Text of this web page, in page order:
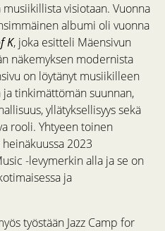
visiotaan. Vuonna
albumi oli vuonna
K, joka esitteli Mäensivun
näkemyksen modernista
on löytänyt musiikilleen
tinkimättömän suunnan,
yllätyksellisyys sekä
rooli. Yhtyeen toinen
2023
-levymerkin alla ja se on
ja
työstään Jazz Camp for